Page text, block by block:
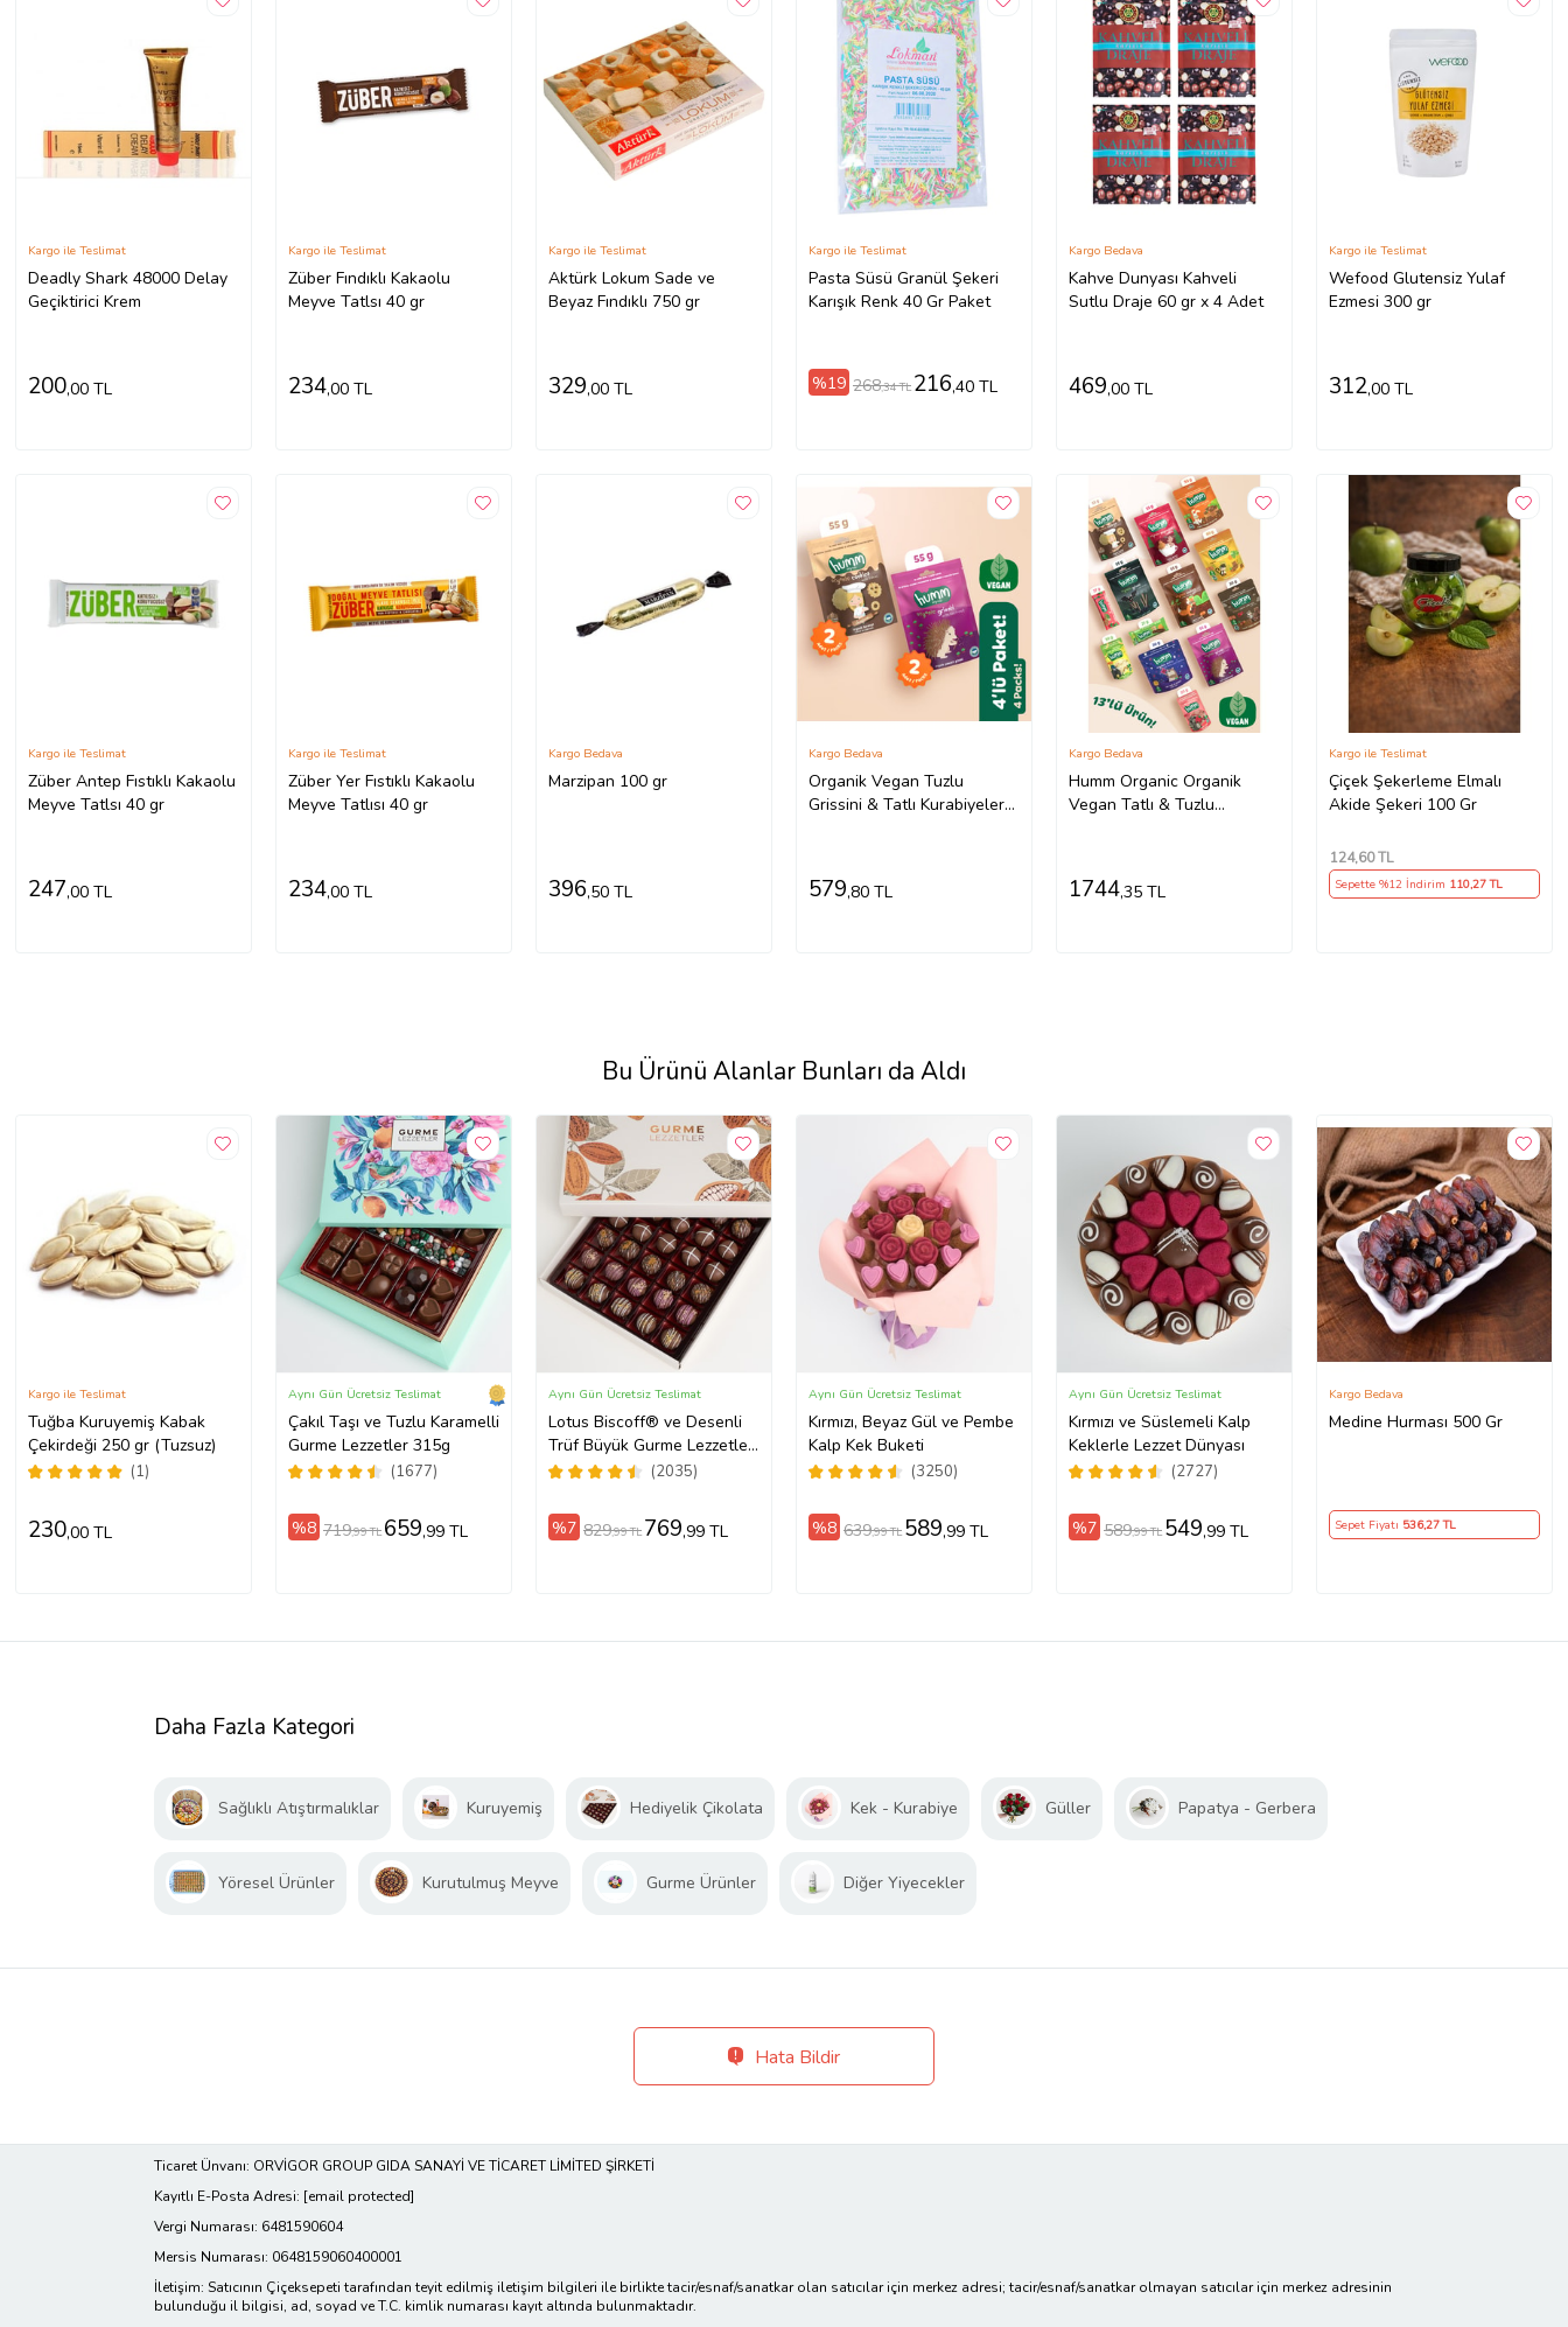
Deadly Shark 48000 Delay
Geçiktirici Krem
Kargo ile Teslimat
200,00 TL
Züber Fındıklı Kakaolu
Meyve Tatlsı 40 gr
Kargo ile Teslimat
234,00 TL
Aktürk Lokum Sade ve
Beyaz Fındıklı 750 gr
Kargo ile Teslimat
329,00 TL
Pasta Süsü Granül Şekeri
Karışık Renk 40 Gr Paket
Kargo ile Teslimat
%19 268,34 TL 216,40 TL
Kahve Dunyası Kahveli
Sutlu Draje 60 gr x 4 Adet
Kargo Bedava
469,00 TL
Wefood Glutensiz Yulaf
Ezmesi 300 gr
Kargo ile Teslimat
312,00 TL
Züber Antep Fıstıklı Kakaolu
Meyve Tatlsı 40 gr
Kargo ile Teslimat
247,00 TL
Züber Yer Fıstıklı Kakaolu
Meyve Tatlısı 40 gr
Kargo ile Teslimat
234,00 TL
Marzipan 100 gr
Kargo Bedava
396,50 TL
Organik Vegan Tuzlu
Grissini & Tatlı Kurabiyeler
Kargo Bedava
579,80 TL
Humm Organic Organik
Vegan Tatlı & Tuzlu
Kargo Bedava
1744,35 TL
Çiçek Şekerleme Elmalı
Akide Şekeri 100 Gr
Kargo ile Teslimat
124,60 TL
Sepette %12 İndirim 110,27 TL
Bu Ürünü Alanlar Bunları da Aldı
Tuğba Kuruyemiş Kabak
Çekirdeği 250 gr (Tuzsuz)
(1)
Kargo ile Teslimat
230,00 TL
Çakıl Taşı ve Tuzlu Karamelli
Gurme Lezzetler 315g
(1677)
Aynı Gün Ücretsiz Teslimat
%8 719,99 TL 659,99 TL
Lotus Biscoff® ve Desenli
Trüf Büyük Gurme Lezzetler
Kutusu
(2035)
Aynı Gün Ücretsiz Teslimat
%7 829,99 TL 769,99 TL
Kırmızı, Beyaz Gül ve Pembe
Kalp Kek Buketi
(3250)
Aynı Gün Ücretsiz Teslimat
%8 639,99 TL 589,99 TL
Kırmızı ve Süslemeli Kalp
Keklerle Lezzet Dünyası
(2727)
Aynı Gün Ücretsiz Teslimat
%7 589,99 TL 549,99 TL
Medine Hurması 500 Gr
Kargo Bedava
Sepet Fiyatı 536,27 TL
Daha Fazla Kategori
Sağlıklı Atıştırmalıklar Kuruyemiş Hediyelik Çikolata Kek - Kurabiye Güller Papatya - Gerbera
Yöresel Ürünler Kurutulmuş Meyve Gurme Ürünler Diğer Yiyecekler
Hata Bildir
Ticaret Ünvanı: ORVİGOR GROUP GIDA SANAYİ VE TİCARET LİMİTED ŞİRKETİ
Kayıtlı E-Posta Adresi: [email protected]
Vergi Numarası: 6481590604
Mersis Numarası: 0648159060400001
İletişim: Satıcının Çiçeksepeti tarafından teyit edilmiş iletişim bilgileri ile birlikte tacir/esnaf/sanatkar olan satıcılar için merkez adresi; tacir/esnaf/sanatkar olmayan satıcılar için merkez adresinin
bulunduğu il bilgisi, ad, soyad ve T.C. kimlik numarası kayıt altında bulunmaktadır.